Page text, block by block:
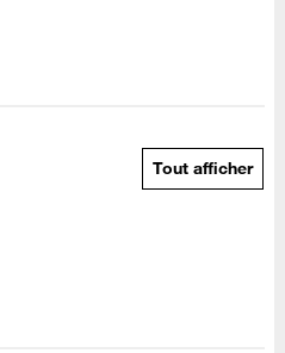
Tout afficher